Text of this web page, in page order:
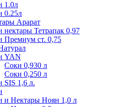
1.0л
0.25л
Арарат
нектары Тетрапак 0,97
Премиум ст. 0,75
YAN
Соки 0,930 л
Соки 0,250 л
SIS 1,6 л.
и Нектары Ноян 1,0 л